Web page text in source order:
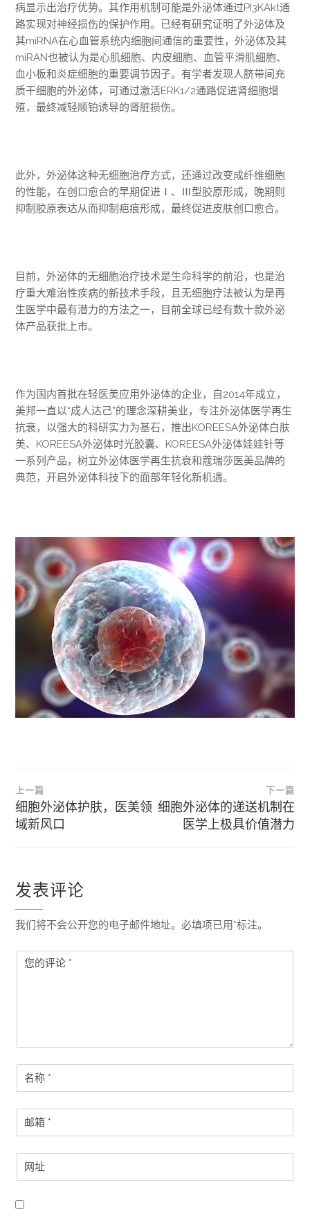
病显示出治疗优势。其作用机制可能是外泌体通过PI3KAkt通
路实现对神经损伤的保护作用。已经有研究证明了外泌体及
其miRNA在心血管系统内细胞间通信的重要性，外泌体及其
miRAN也被认为是心肌细胞、内皮细胞、血管平滑肌细胞、
血小板和炎症细胞的重要调节因子。有学者发现人脐带间充
质干细胞的外泌体，可通过激活ERK1/2通路促进肾细胞增
殖，最终减轻顺铂诱导的肾脏损伤。
此外，外泌体这种无细胞治疗方式，还通过改变成纤维细胞
的性能，在创口愈合的早期促进Ⅰ、Ⅲ型胶原形成，晚期则
抑制胶原表达从而抑制疤痕形成，最终促进皮肤创口愈合。
目前，外泌体的无细胞治疗技术是生命科学的前沿，也是治
疗重大难治性疾病的新技术手段，且无细胞疗法被认为是再
生医学中最有潜力的方法之一，目前全球已经有数十款外泌
体产品获批上市。
作为国内首批在轻医美应用外泌体的企业，自2014年成立，
美邦一直以“成人达己”的理念深耕美业，专注外泌体医学再生
抗衰，以强大的科研实力为基石，推出KOREESA外泌体白肤
美、KOREESA外泌体时光胶囊、KOREESA外泌体娃娃针等
一系列产品，树立外泌体医学再生抗衰和蔻瑞莎医美品牌的
典范，开启外泌体科技下的面部年轻化新机遇。
文
章
上一篇
细胞外泌体护肤，医美领
域新风口
下一篇
细胞外泌体的递送机制在
医学上极具价值潜力
发表评论
我们将不会公开您的电子邮件地址。必填项已用*标注。